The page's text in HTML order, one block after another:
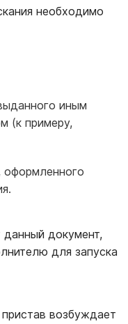
необходимо
иным
(к примеру,
оформленного
данный документ,
для запуска
возбуждает